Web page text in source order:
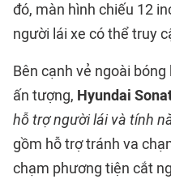
đó, màn hình chiếu 12
người lái xe có thể truy
Bên cạnh vẻ ngoài
ấn tượng, Hyundai
hỗ trợ người lái và tính
gồm hỗ trợ tránh va
chạm phương tiện cắt